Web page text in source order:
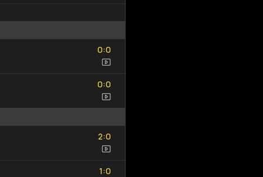
0
0:
0
0
0:0
2
2:
0
0
1:0